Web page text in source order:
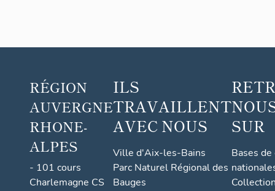
RÉGION
AUVERGNE
RHONE-
ALPES
- 101 cours
Charlemagne CS
ILS
TRAVAILLENT
AVEC NOUS
Ville d'Aix-les-Bains
Parc Naturel Régional des
Bauges
SUR
Bases